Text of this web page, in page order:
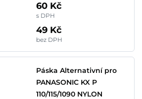
60 Kč
s DPH
49 Kč
bez DPH
Páska Alternativní pro
PANASONIC KX P
110/115/1090 NYLON